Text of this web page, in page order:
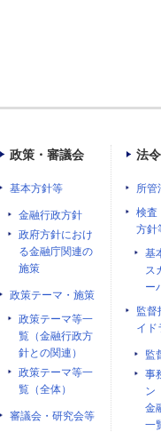
政策・審議会
基本方針等
金融行政方針
政府方針におけ
る金融庁関連の
施策
政策テーマ・施策
政策テーマ等一
覧（金融行政方
針との関連）
政策テーマ等一
覧（全体）
審議会・研究会等
法
所管
検査
方針
基
ス
ー
監督
イド
監
事
ン
金
一